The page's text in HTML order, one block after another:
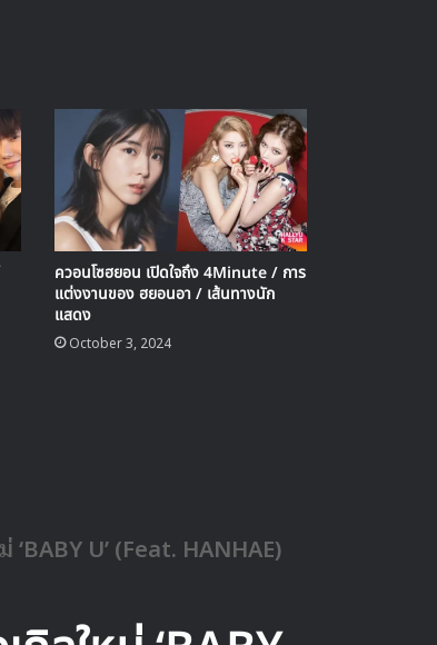
ควอนโซฮยอน เปิดใจถึง 4Minute / การ
แต่งงานของ ฮยอนอา / เส้นทางนัก
แสดง
October 3, 2024